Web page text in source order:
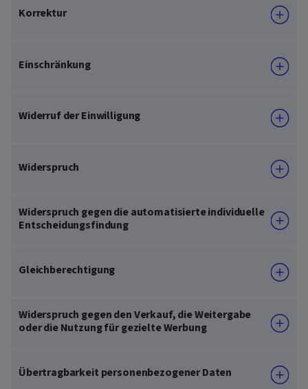
Korrektur
Einschränkung
Widerruf der Einwilligung
Widerspruch
Widerspruch gegen die automatisierte individuelle
Entscheidungsfindung
Gleichberechtigung
Widerspruch gegen den Verkauf, die Weitergabe
oder die Nutzung für gezielte Werbung
Übertragbarkeit personenbezogener Daten